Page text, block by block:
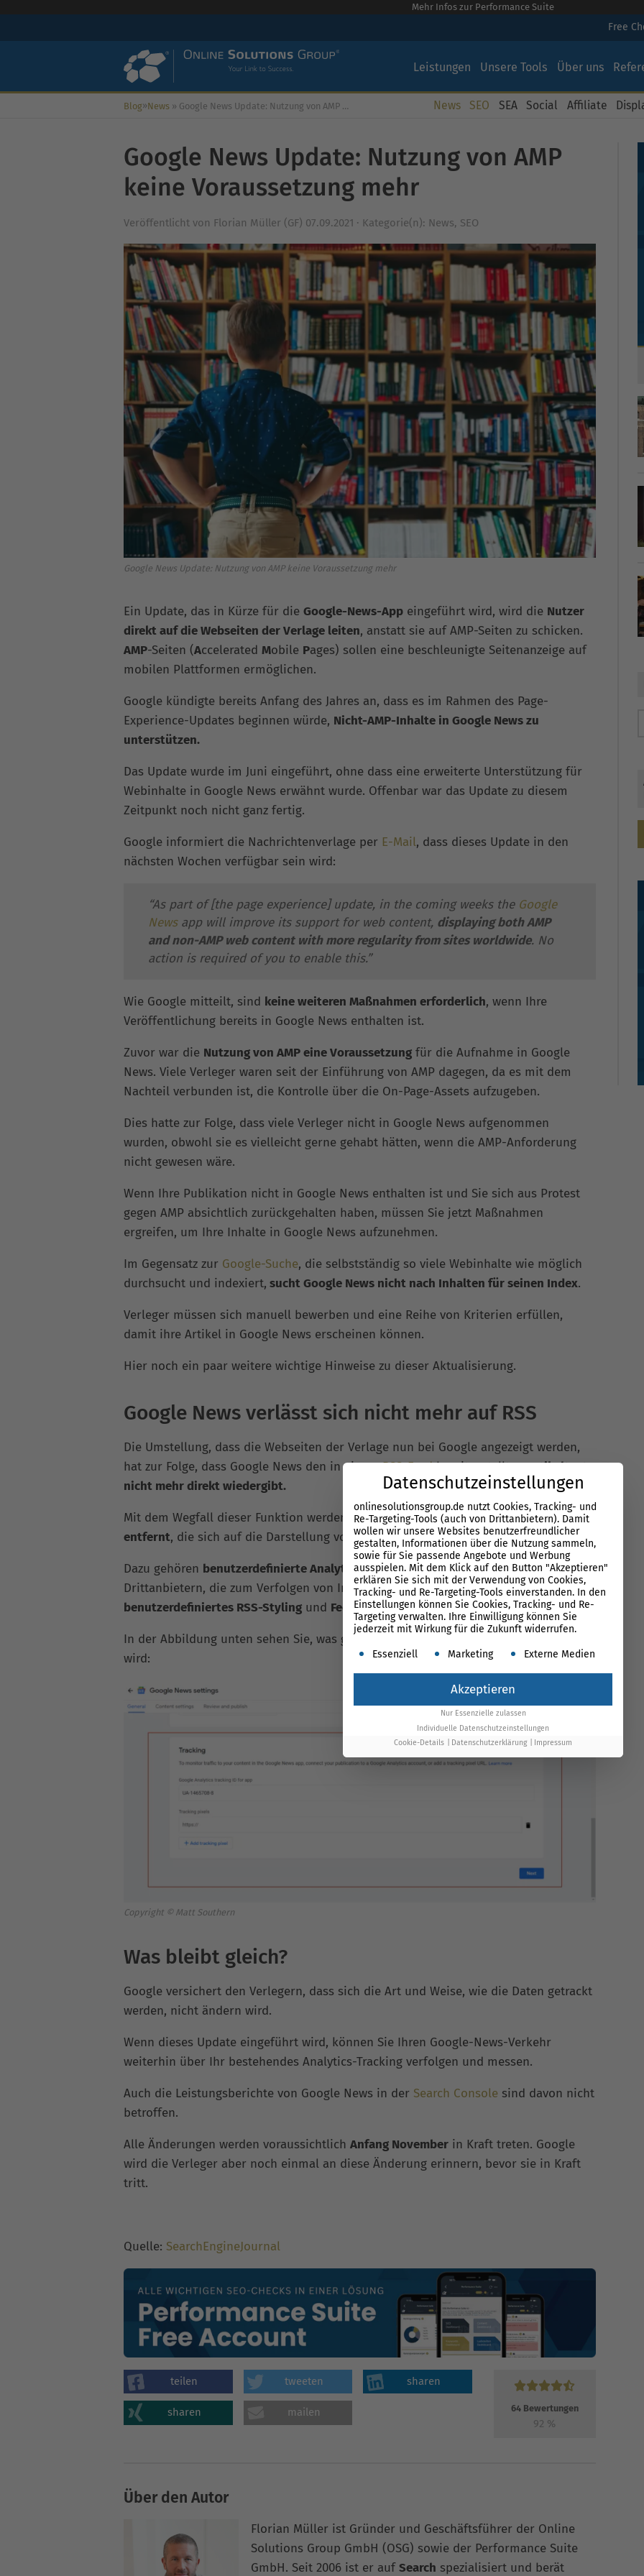
Mehr Infos zur Performance Suite
Free
Leistungen Unsere Tools Über uns
Blog»News » Google News Update: Nutzung von AMP keine Voraussetzung mehr News SEO SEA Social Affiliate
Google News Update: Nutzung von AMP
keine Voraussetzung mehr
Veröffentlicht von Florian Müller (GF) 07.09.2021 · Kategorie(n): News, SEO
Google News Update: Nutzung von AMP keine Voraussetzung mehr
Ein Update, das in Kürze für die Google-News-App eingeführt wird, wird die Nutzer
direkt auf die Webseiten der Verlage leiten, anstatt sie auf AMP-Seiten zu schicken.
AMP-Seiten (Accelerated Mobile Pages) sollen eine beschleunigte Seitenanzeige auf
mobilen Plattformen ermöglichen.
Google kündigte bereits Anfang des Jahres an, dass es im Rahmen des Page-
Experience-Updates beginnen würde, Nicht-AMP-Inhalte in Google News zu
unterstützen.
Das Update wurde im Juni eingeführt, ohne dass eine erweiterte Unterstützung für
Webinhalte in Google News erwähnt wurde. Offenbar war das Update zu diesem
Zeitpunkt noch nicht ganz fertig.
Google informiert die Nachrichtenverlage per E-Mail, dass dieses Update in den
nächsten Wochen verfügbar sein wird:
“As part of [the page experience] update, in the coming weeks the Google
Newsapp will improve its support for web content, displaying both AMP
and non-AMP web content with more regularity from sites worldwide. No
action is required of you to enable this.”
Wie Google mitteilt, sind keine weiteren Maßnahmen erforderlich, wenn Ihre
Veröffentlichung bereits in Google News enthalten ist.
Zuvor war die Nutzung von AMP eine Voraussetzung für die Aufnahme in Google
News. Viele Verleger waren seit der Einführung von AMP dagegen, da es mit dem
Nachteil verbunden ist, die Kontrolle über die On-Page-Assets aufzugeben.
Dies hatte zur Folge, dass viele Verleger nicht in Google News aufgenommen
wurden, obwohl sie es vielleicht gerne gehabt hätten, wenn die AMP-Anforderung
nicht gewesen wäre.
Wenn Ihre Publikation nicht in Google News enthalten ist und Sie sich aus Protest
gegen AMP absichtlich zurückgehalten haben, müssen Sie jetzt Maßnahmen
ergreifen, um Ihre Inhalte in Google News aufzunehmen.
Im Gegensatz zur Google-Suche, die selbstständig so viele Webinhalte wie möglich
durchsucht und indexiert, sucht Google News nicht nach Inhalten für seinen Index.
Verleger müssen sich manuell bewerben und eine Reihe von Kriterien erfüllen,
damit ihre Artikel in Google News erscheinen können.
Hier noch ein paar weitere wichtige Hinweise zu dieser Aktualisierung.
Google News verlässt sich nicht mehr auf RSS
Die Umstellung, dass die Webseiten der Verlage nun bei Google angezeigt werden,
hat zur Folge, dass Google News den in einemRSS-FeedbereitgestelltenArtikeltext
nicht mehr direkt wiedergibt.
Mit dem Wegfall dieser Funktion werden auch dieFunktionen im Publisher Center
entfernt, die sich auf die Darstellung von Feed-basierten Artikeln beziehen.
Dazu gehören benutzerdefinierte Analytics-Tracking-IDsundTracking-Pixelvon
Drittanbietern, die zum Verfolgen von In-App-Lesungen verwendet werden, sowie
benutzerdefiniertes RSS-Styling und Feed-Anzeigen.
In der Abbildung unten sehen Sie, was genau aus dem Publisher
wird:
Copyright © Matt Southern
Was bleibt gleich?
Google versichert den Verlegern, dass sich die Art und Weise, wie die Daten getrackt
werden, nicht ändern wird.
Wenn dieses Update eingeführt wird, können Sie Ihren Google-News-Verkehr
weiterhin über Ihr bestehendes Analytics-Tracking verfolgen und messen.
Auch die Leistungsberichte von Google News in der Search Console sind davon nicht
betroffen.
Alle Änderungen werden voraussichtlich Anfang November in Kraft treten. Google
wird die Verleger aber noch einmal an diese Änderung erinnern, bevor sie in Kraft
tritt.
Quelle: SearchEngineJournal
teilen tweeten sharen
sharen mailen 64Bewertungen
92 %
Über den Autor
Florian Müller ist Gründer und Geschäftsführer der Online
Solutions Group GmbH (OSG) sowie der Performance Suite
GmbH. Seit 2006 ist er aufSearch spezialisiert und berät
Datenschutzeinstellungen
onlinesolutionsgroup.de nutzt Cookies, Tracking- und
Re-Targeting-Tools (auch von Drittanbietern). Damit
wollen wir unsere Websites benutzerfreundlicher
gestalten, Informationen über die Nutzung sammeln,
sowie für Sie passende Angebote und Werbung
ausspielen. Mit dem Klick auf den Button "Akzeptieren"
erklären Sie sich mit der Verwendung von Cookies,
Tracking- und Re-Targeting-Tools einverstanden. In den
Einstellungen können Sie Cookies, Tracking- und Re-
Targeting verwalten. Ihre Einwilligung können Sie
jederzeit mit Wirkung für die Zukunft widerrufen.
Es folgt eine Liste der Service-Gruppen, für die
Essenziell Marketing Externe Medien
Akzeptieren
Nur Essenzielle zulassen
Individuelle Datenschutzeinstellungen
Cookie-Details
Datenschutzerklärung Impressum